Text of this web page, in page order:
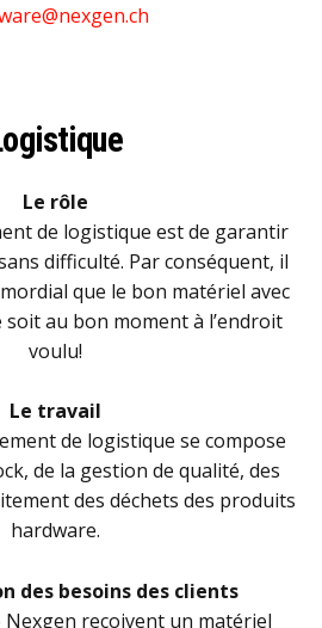
Le rôle
de logistique est de garantir
difficulté. Par conséquent, il
que le bon matériel avec
au bon moment à l’endroit
voulu!
Le travail
de logistique se compose
de la gestion de qualité, des
des déchets des produits
hardware.
des besoins des clients
Nexgen reçoivent un matériel